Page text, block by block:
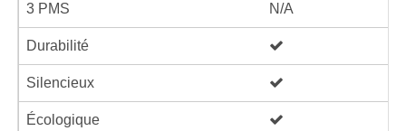
3 PMS N/A
Durabilité
Silencieux
Écologique